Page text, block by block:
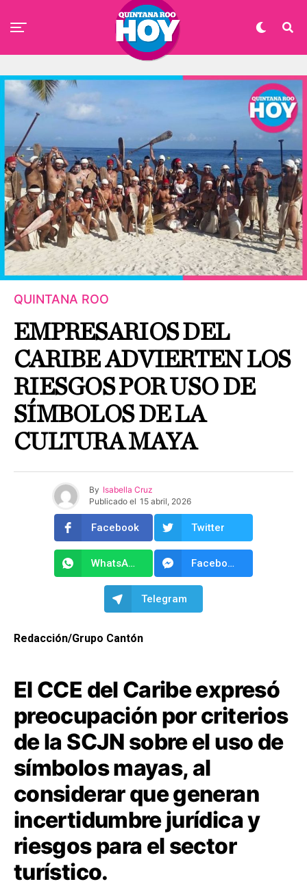
QUINTANA ROO
EMPRESARIOS DEL
CARIBE ADVIERTEN LOS
RIESGOS POR USO DE
SÍMBOLOS DE LA
CULTURA MAYA
By Isabella Cruz
Publicado el 15 abril, 2026
Facebook Twitter
WhatsApp Facebook Messenger
Telegram
Redacción/Grupo Cantón
El CCE del Caribe expresó
preocupación por criterios
de la SCJN sobre el uso de
símbolos mayas, al
considerar que generan
incertidumbre jurídica y
riesgos para el sector
turístico.